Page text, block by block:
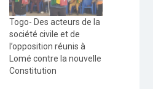
Togo- Des acteurs de la
société civile et de
l’opposition réunis à
Lomé contre la nouvelle
Constitution